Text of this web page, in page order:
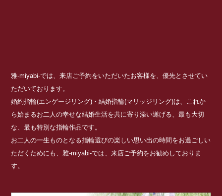
雅-miyabi-では、来店ご予約をいただいたお客様を、優先とさせてい
ただいております。
婚約指輪(エンゲージリング)・結婚指輪(マリッジリング)は、これか
ら始まるお二人の幸せな結婚生活を共に寄り添い遂げる、最も大切
な、最も特別な指輪作品です。
お二人の一生ものとなる指輪選びの楽しい思い出の時間をお過ごしい
ただくためにも、雅-miyabi-では、来店ご予約をお勧めしておりま
す。